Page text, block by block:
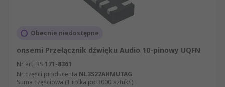
Obecnie niedostępne
onsemi Przełącznik dźwięku Audio 10-pinowy UQFN
Nr art. RS 171-8361
Nr części producenta NL3S22AHMUTAG
Suma częściowa (1 rolka po 3000 sztuk/i)